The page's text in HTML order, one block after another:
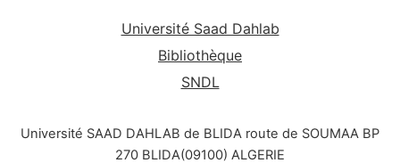
Université Saad Dahlab
Bibliothèque
SNDL
Université SAAD DAHLAB de BLIDA route de SOUMAA BP
270 BLIDA(09100) ALGERIE